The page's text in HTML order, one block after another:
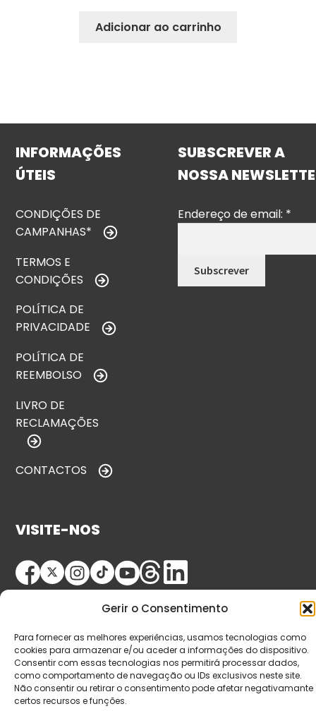
Gerir o Consentimento
Para fornecer as melhores experiências, usamos tecnologias como
cookies para armazenar e/ou aceder a informações do dispositivo.
Consentir com essas tecnologias nos permitirá processar dados,
como comportamento de navegação ou IDs exclusivos neste site.
Não consentir ou retirar o consentimento pode afetar negativamante
certos recursos e funções.
Adicionar ao carrinho
INFORMAÇÕES
ÚTEIS
CONDIÇÕES DE
CAMPANHAS*
TERMOS E
CONDIÇÕES
POLÍTICA DE
PRIVACIDADE
POLÍTICA DE
REEMBOLSO
LIVRO DE
RECLAMAÇÕES
CONTACTOS
SUBSCREVER A
NOSSA
Endereço de email: *
VISITE-NOS
© Copyright 2026 Saída de Emergência. Todos os
direitos reservados.